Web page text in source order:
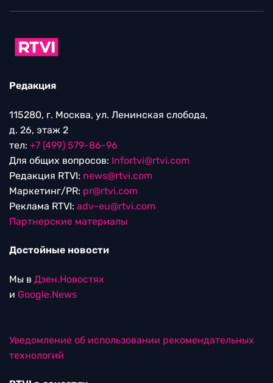
Редакция
115280, г. Москва, ул. Ленинская слобода,
д. 26, этаж 2
тел: +7 (499) 579-86-96
Для общих вопросов: Infortvi@rtvi.com
Редакция RTVI: news@rtvi.com
Маркетинг/PR: pr@rtvi.com
Реклама RTVI: adv-eu@rtvi.com
Партнерские материалы
Достойные новости
Мы в Дзен.Новостях
и Google.News
Уведомление об использовании рекомендательных
технологий